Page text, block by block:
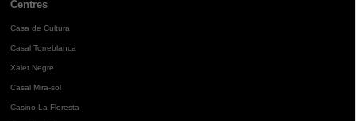
Centres
Casa de Cultura
Casal Torreblanca
Xalet Negre
Casal Mira-sol
Casino La Floresta